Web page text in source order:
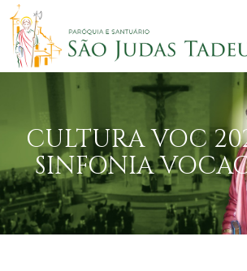
CULTURA VOC
SINFONIA